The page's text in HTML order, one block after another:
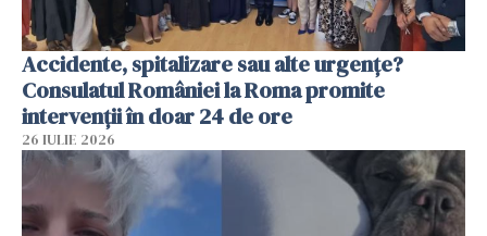
Accidente, spitalizare sau alte urgențe?
Consulatul României la Roma promite
intervenții în doar 24 de ore
26 IULIE 2026